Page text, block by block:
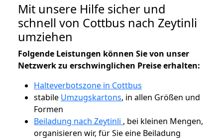
Mit unsere Hilfe sicher und
schnell von Cottbus nach Zeytinli
umziehen
Folgende Leistungen können Sie von unser
Netzwerk zu erschwinglichen Preise erhalten:
Halteverbotszone in Cottbus
stabile Umzugskartons, in allen Größen und
Formen
Beiladung nach Zeytinli , bei kleinen Mengen,
organisieren wir, für Sie eine Beiladung